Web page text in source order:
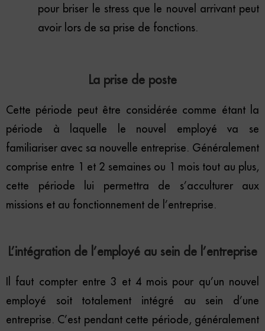
pour briser le stress que le nouvel arrivant peut
avoir lors de sa prise de fonctions.
La prise de poste
Cette période peut être considérée comme étant la
période à laquelle le nouvel employé va se
familiariser avec sa nouvelle entreprise. Généralement
comprise entre 1 et 2 semaines ou 1 mois tout au plus,
cette période lui permettra de s’acculturer aux
missions et au fonctionnement de l’entreprise.
L’intégration de l’employé au sein de l’entreprise
Il faut compter entre 3 et 4 mois pour qu’un nouvel
employé soit totalement intégré au sein d’une
entreprise. C’est pendant cette période, généralement